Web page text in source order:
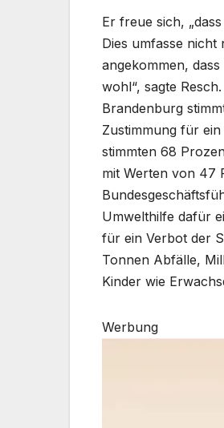
Er freue sich,
Dies umfasse nicht
angekommen,
wohl“, sagte
Brandenburg
Zustimmung für
stimmten 68
mit Werten von 47
Umwelthilfe dafür
für ein Verbot der
Tonnen Abfälle,
Kinder wie
Werbung